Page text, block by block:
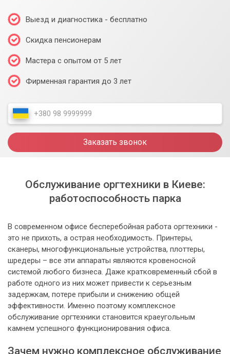
Выезд и диагностика - бесплатно
Скидка пенсионерам
Мастера с опытом от 5 лет
Фирменная гарантия до 3 лет
Заказать звонок
Обслуживание оргтехники в Киеве:
работоспособность парка
В современном офисе бесперебойная работа оргтехники -
это не прихоть, а острая необходимость. Принтеры,
сканеры, многофункциональные устройства, плоттеры,
шредеры – все эти аппараты являются кровеносной
системой любого бизнеса. Даже кратковременный сбой в
работе одного из них может привести к серьезным
задержкам, потере прибыли и снижению общей
эффективности. Именно поэтому комплексное
обслуживание оргтехники становится краеугольным
камнем успешного функционирования офиса.
Зачем нужно комплексное обслуживание